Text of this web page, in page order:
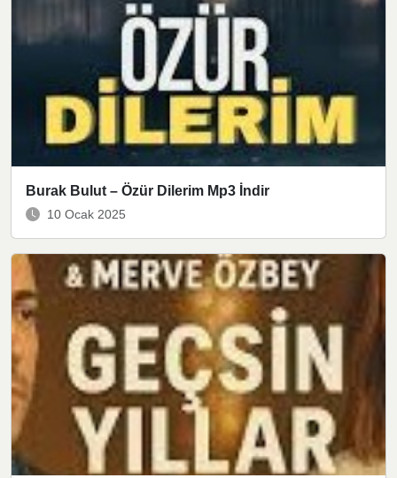
Burak Bulut – Özür Dilerim Mp3 İndir
10 Ocak 2025